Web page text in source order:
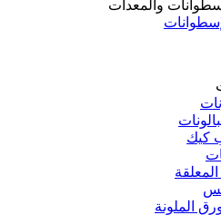
والمعدات
كيك
المعلقة
الملونة